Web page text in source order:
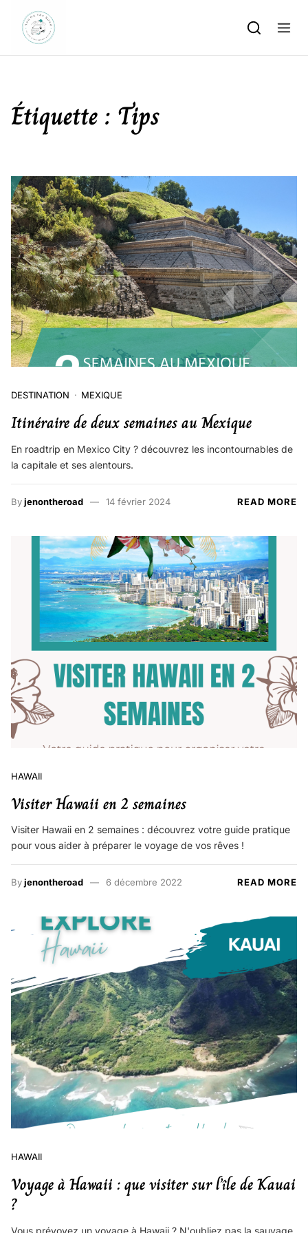
Skip to content
Étiquette : Tips
DESTINATION MEXIQUE
Itinéraire de deux semaines au Mexique
En roadtrip en Mexico City ? découvrez les incontournables de
la capitale et ses alentours.
Byjenontheroad 14 février 2024 READ MORE
HAWAII
Visiter Hawaii en 2 semaines
Visiter Hawaii en 2 semaines : découvrez votre guide pratique
pour vous aider à préparer le voyage de vos rêves !
Byjenontheroad 6 décembre 2022 READ MORE
HAWAII
Voyage à Hawaii : que visiter sur l’île de Kauai
?
Vous prévoyez un voyage à Hawaii ? N'oubliez pas la sauvage